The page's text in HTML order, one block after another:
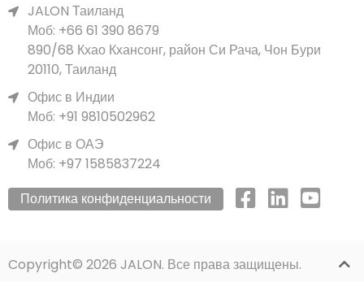
JALON Таиланд
Моб: +66 61 390 8679
890/68 Кхао Кхансонг, район Си Рача, Чон Бури
20110, Таиланд
Офис в Индии
Моб: +91 9810502962
Офис в ОАЭ
Моб: +97 1585837224
Политика конфиденциальности
Copyright© 2026 JALON. Все права защищены.